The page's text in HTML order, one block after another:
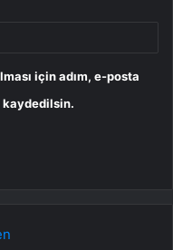
için adım, e-posta
kaydedilsin.